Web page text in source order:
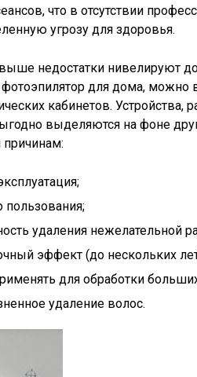
что в отсутствии
угрозу для здоровья.
недостатки нивелируют
фотоэпилятор для дома,
кабинетов. Устройства,
выделяются на фоне
пользования;
удаления нежелательной
эффект (до нескольких
для обработки
удаление волос.